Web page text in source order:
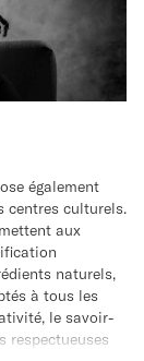
à
lesamedi 25
également
centres culturels.
aux
naturels,
à tous les
le savoir-
respectueuses